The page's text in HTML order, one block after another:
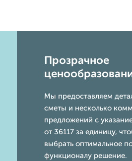
Прозрачное
Мы предоставляем
сметы и несколько
предложений с
от 36117 за единицу,
выбрать оптимальное
функционалу решение.